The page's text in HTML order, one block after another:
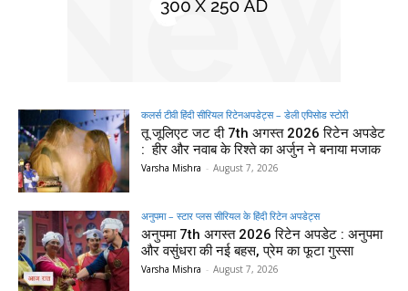
कलर्स टीवी हिंदी सीरियल रिटेनअपडेट्स – डेली एपिसोड स्टोरी
तू जूलिएट जट दी 7th अगस्त 2026 रिटेन अपडेट
: हीर और नवाब के रिश्ते का अर्जुन ने बनाया मजाक
Varsha Mishra - August 7, 2026
अनुपमा – स्टार प्लस सीरियल के हिंदी रिटेन अपडेट्स
अनुपमा 7th अगस्त 2026 रिटेन अपडेट : अनुपमा
और वसुंधरा की नई बहस, प्रेम का फूटा गुस्सा
Varsha Mishra - August 7, 2026